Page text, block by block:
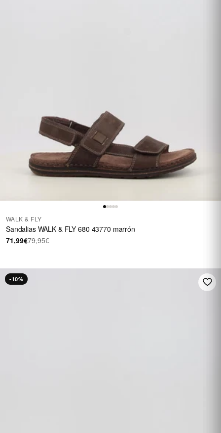
WALK & FLY
Sandalias WALK & FLY 680 43770 marrón
71,99€79,95€
-10%